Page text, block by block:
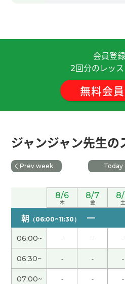
是吃了的话吃饱了。 老师再
非常感謝 下次見( 40代 男性
蜜蜜」非常感动，所以最近
后我听了老师推荐的王菲的
50代 男性 )
谢谢您的课！中国的端午节
文化，很有特色。
无人驾驶已经存在的。但技
来。( 40代 男性 )
谢谢您的课！
会員登
2回分のレッ
無料会
ジャンジャン先生の
Prev week Today
8/6
木
8/7
金 土
朝 （06:00~11:30）
06:00~ - - -
06:30~ - - -
07:00~ - - -